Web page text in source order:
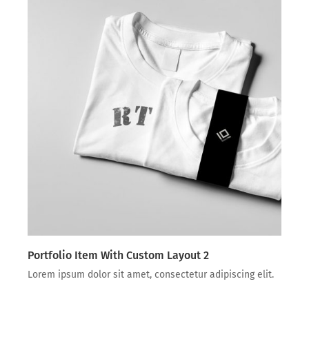
Portfolio Item With Custom Layout 2
Lorem ipsum dolor sit amet, consectetur adipiscing elit.